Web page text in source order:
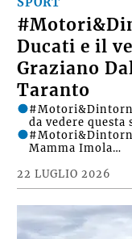
Ducati e il
Graziano
Taranto
22 LUGLIO 2026
da vedere
Mamma Imola…